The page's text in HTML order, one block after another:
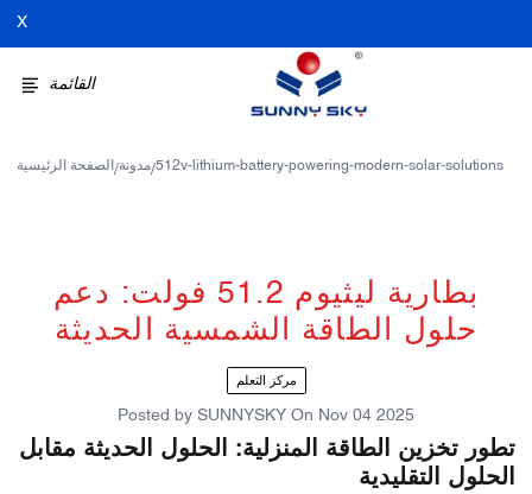
X
القائمة
الصفحة الرئيسية /مدونة/512v-lithium-battery-powering-modern-solar-solutions
بطارية ليثيوم 51.2 فولت: دعم
حلول الطاقة الشمسية الحديثة
مركز التعلم
Posted by SUNNYSKY On Nov 04 2025
تطور تخزين الطاقة المنزلية: الحلول الحديثة مقابل
الحلول التقليدية